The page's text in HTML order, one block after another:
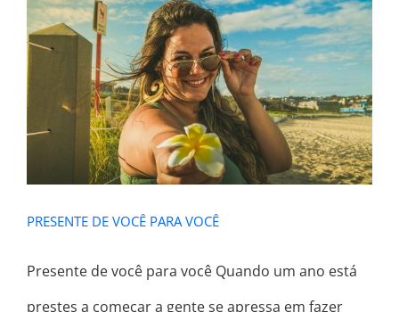
PRESENTE DE VOCÊ PARA VOCÊ
PRESENTE DE VOCÊ PARA VOCÊ
Presente de você para você Quando um ano está
prestes a começar a gente se apressa em fazer